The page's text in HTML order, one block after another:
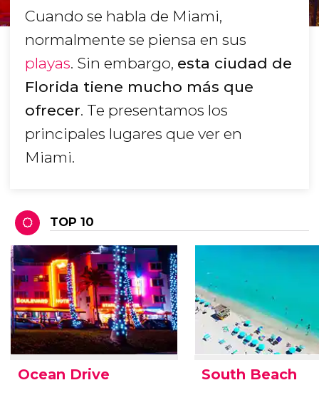
Cuando se habla de Miami,
normalmente se piensa en sus
playas. Sin embargo, esta ciudad de
Florida​ tiene mucho más que
ofrecer. Te presentamos los
principales lugares que ver en
Miami.
TOP 10
Ocean Drive South Beach